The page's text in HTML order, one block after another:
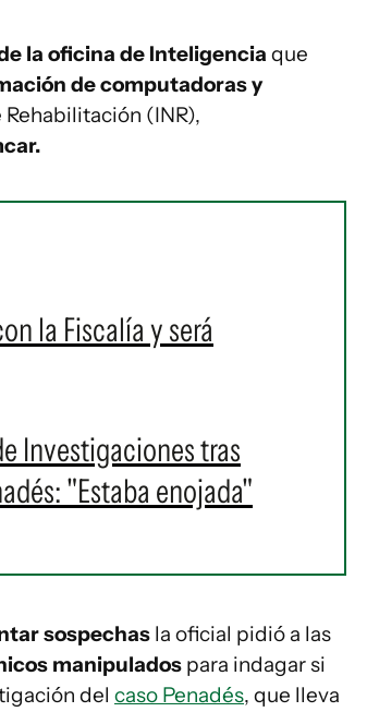
la oficina de Inteligencia que
de computadoras y
(INR),
la Fiscalía y será
Investigaciones tras
"Estaba enojada"
sospechas la oficial pidió a las
manipulados para indagar si
del caso Penadés, que lleva